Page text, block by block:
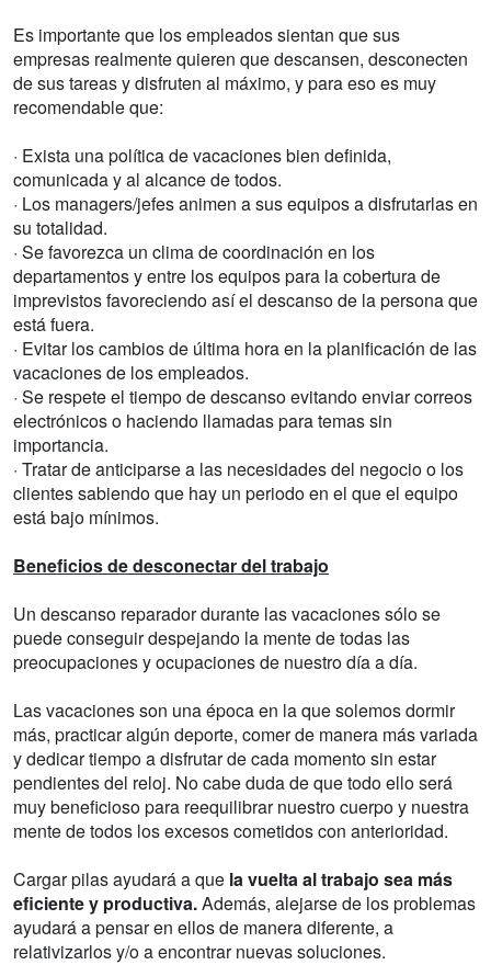
Es importante que los empleados sientan que sus
empresas realmente quieren que descansen, desconecten
de sus tareas y disfruten al máximo, y para eso es muy
recomendable que:
· Exista una política de vacaciones bien definida,
comunicada y al alcance de todos.
· Los managers/jefes animen a sus equipos a disfrutarlas en
su totalidad.
· Se favorezca un clima de coordinación en los
departamentos y entre los equipos para la cobertura de
imprevistos favoreciendo así el descanso de la persona que
está fuera.
· Evitar los cambios de última hora en la planificación de las
vacaciones de los empleados.
· Se respete el tiempo de descanso evitando enviar correos
electrónicos o haciendo llamadas para temas sin
importancia.
· Tratar de anticiparse a las necesidades del negocio o los
clientes sabiendo que hay un periodo en el que el equipo
está bajo mínimos.
Beneficios de desconectar del trabajo
Un descanso reparador durante las vacaciones sólo se
puede conseguir despejando la mente de todas las
preocupaciones y ocupaciones de nuestro día a día.
Las vacaciones son una época en la que solemos dormir
más, practicar algún deporte, comer de manera más variada
y dedicar tiempo a disfrutar de cada momento sin estar
pendientes del reloj. No cabe duda de que todo ello será
muy beneficioso para reequilibrar nuestro cuerpo y nuestra
mente de todos los excesos cometidos con anterioridad.
Cargar pilas ayudará a que la vuelta al trabajo sea más
eficiente y productiva.Además, alejarse de los problemas
ayudará a pensar en ellos de manera diferente, a
relativizarlos y/o a encontrar nuevas soluciones.